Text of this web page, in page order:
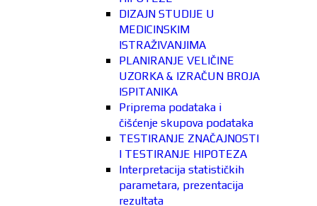
DIZAJN STUDIJE U
MEDICINSKIM
ISTRAŽIVANJIMA
PLANIRANJE VELIČINE
UZORKA & IZRAČUN BROJA
ISPITANIKA
Priprema podataka i
čišćenje skupova podataka
TESTIRANJE ZNAČAJNOSTI
I TESTIRANJE HIPOTEZA
Interpretacija statističkih
parametara, prezentacija
rezultata